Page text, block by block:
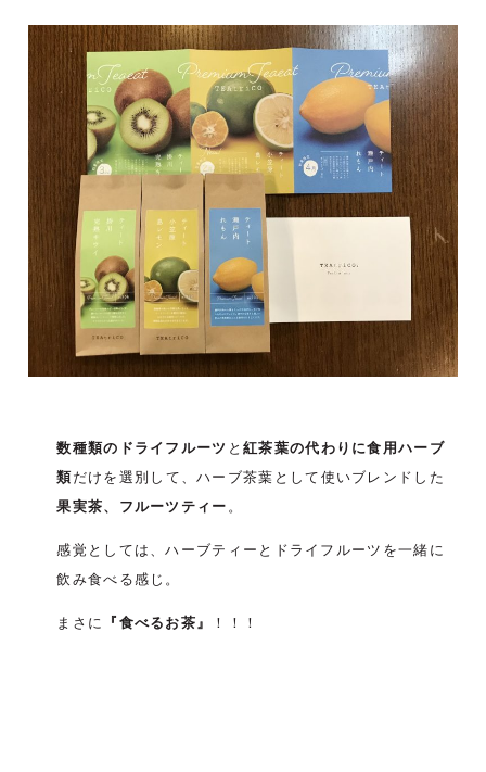
数種類のドライフルーツ と紅茶葉の代わりに食用ハーブ
類だけを選別して、ハーブ茶葉として使いブレンドした
果実茶、フルーツティー 。
感覚としては、ハーブティーとドライフルーツを一緒に
飲み食べる感じ。
まさに 『食べるお茶』 ！！！